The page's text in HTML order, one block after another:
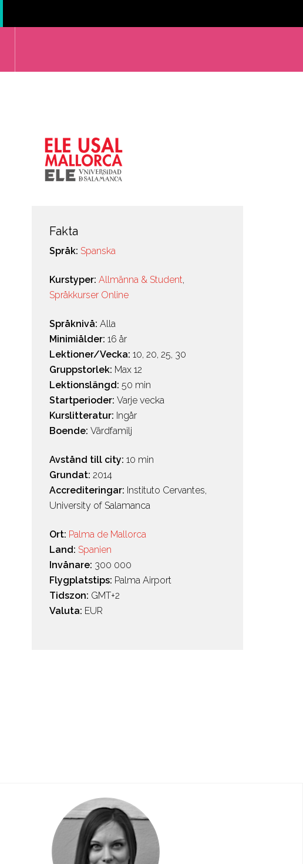
Fakta
Språk: Spanska
Kurstyper: Allmänna & Student,
Språkkurser Online
Språknivå: Alla
Minimiålder: 16 år
Lektioner/Vecka: 10, 20, 25, 30
Gruppstorlek: Max 12
Lektionslängd: 50 min
Startperioder: Varje vecka
Kurslitteratur: Ingår
Boende: Värdfamilj
Avstånd till city: 10 min
Grundat: 2014
Accrediteringar: Instituto Cervantes,
University of Salamanca
Ort: Palma de Mallorca
Land: Spanien
Invånare: 300 000
Flygplatstips: Palma Airport
Tidszon: GMT+2
Valuta: EUR